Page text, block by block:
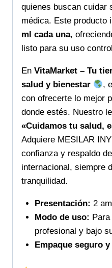
quienes buscan cuidar
médica. Este producto
ml cada una,
listo para su uso
En VitaMarket – Tu
salud y bienestar
,
con ofrecerte lo mejor
donde estés. Nuestro
«Cuidamos tu salud,
Adquiere MESILAR
confianza y respaldo
internacional, siempre
tranquilidad.
Presentación: 2
Modo de uso:
profesional y bajo
Empaque seguro